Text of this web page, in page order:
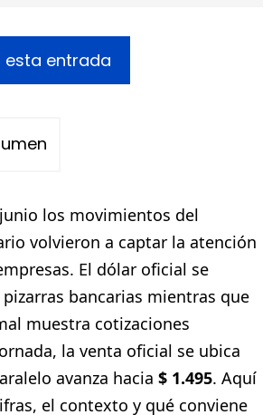
entrada
los movimientos del
volvieron a captar la atención
El dólar oficial se
bancarias mientras que
muestra cotizaciones
la venta oficial se ubica
avanza hacia $ 1.495. Aquí
el contexto y qué conviene